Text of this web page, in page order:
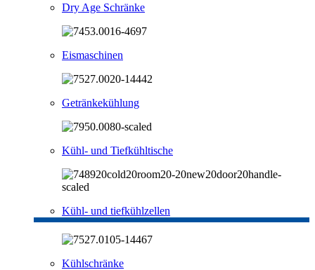
Dry Age Schränke
Eismaschinen
Getränkekühlung
Kühl- und Tiefkühltische
Kühl- und tiefkühlzellen
Kühlschränke